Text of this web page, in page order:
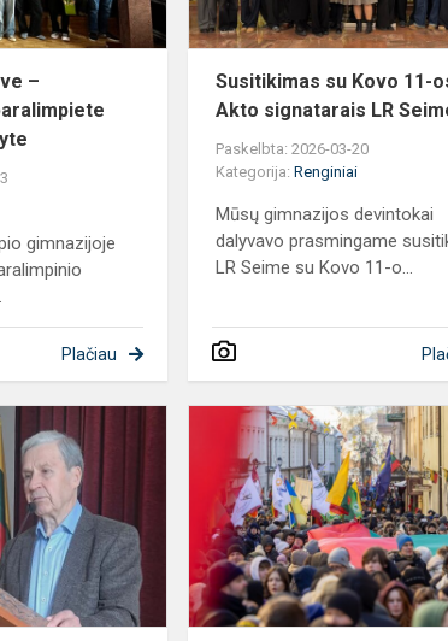
paralimpiete
Aušra
Garun...
–
gimnazijoje
Plačiau
Susitikimas su Kovo 11-
Akto signatarais LR
Paskelbta: 2026-03-20
Kategorija:Renginiai
Mūsų gimnazijos devintokai
dalyvavo prasmingame
LR Seime su Kovo 11-o...
Gimnazijoje